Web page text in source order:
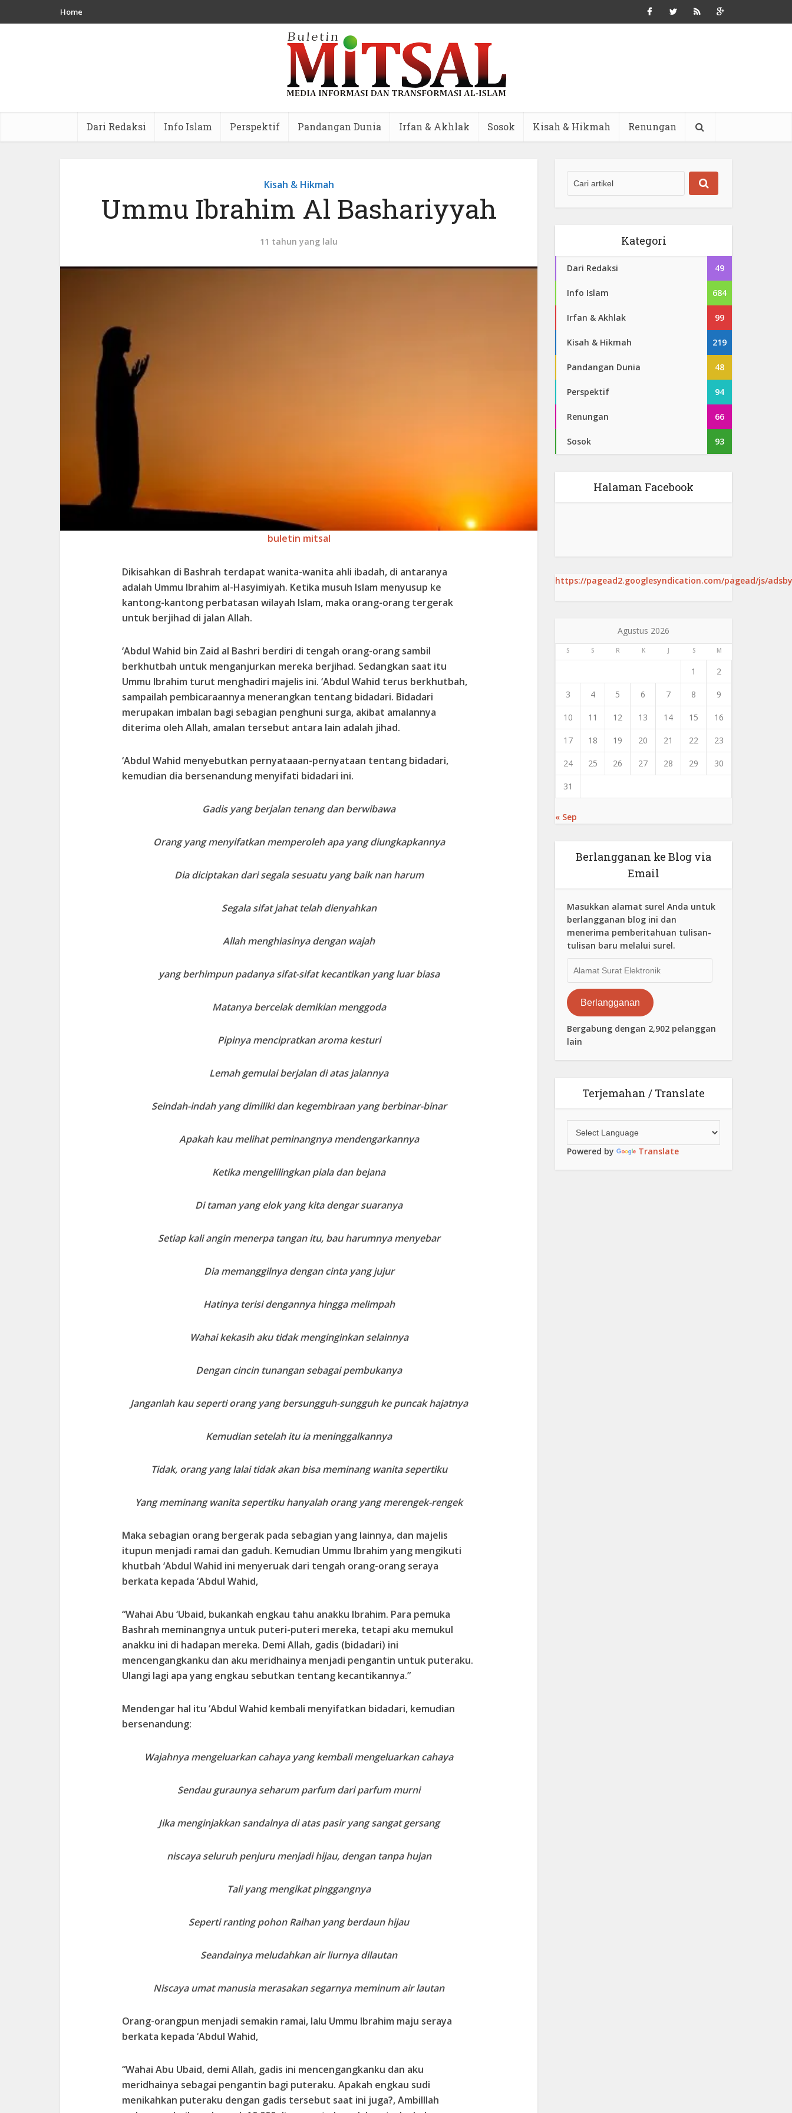
Home
Dari Redaksi Info Islam Perspektif Pandangan Dunia Irfan & Akhlak Sosok Kisah & Hikmah Renungan
Kisah & Hikmah
Ummu Ibrahim Al Bashariyyah
11 tahun yang lalu
buletin mitsal
Dikisahkan di Bashrah terdapat wanita-wanita ahli ibadah, di antaranya
adalah Ummu Ibrahim al-Hasyimiyah. Ketika musuh Islam menyusup ke
kantong-kantong perbatasan wilayah Islam, maka orang-orang tergerak
untuk berjihad di jalan Allah.
‘Abdul Wahid bin Zaid al Bashri berdiri di tengah orang-orang sambil
berkhutbah untuk menganjurkan mereka berjihad. Sedangkan saat itu
Ummu Ibrahim turut menghadiri majelis ini. ‘Abdul Wahid terus berkhutbah,
sampailah pembicaraannya menerangkan tentang bidadari. Bidadari
merupakan imbalan bagi sebagian penghuni surga, akibat amalannya
diterima oleh Allah, amalan tersebut antara lain adalah jihad.
‘Abdul Wahid menyebutkan pernyataaan-pernyataan tentang bidadari,
kemudian dia bersenandung menyifati bidadari ini.
Gadis yang berjalan tenang dan berwibawa
Orang yang menyifatkan memperoleh apa yang diungkapkannya
Dia diciptakan dari segala sesuatu yang baik nan harum
Segala sifat jahat telah dienyahkan
Allah menghiasinya dengan wajah
yang berhimpun padanya sifat-sifat kecantikan yang luar biasa
Matanya bercelak demikian menggoda
Pipinya mencipratkan aroma kesturi
Lemah gemulai berjalan di atas jalannya
Seindah-indah yang dimiliki dan kegembiraan yang berbinar-binar
Apakah kau melihat peminangnya mendengarkannya
Ketika mengelilingkan piala dan bejana
Di taman yang elok yang kita dengar suaranya
Setiap kali angin menerpa tangan itu, bau harumnya menyebar
Dia memanggilnya dengan cinta yang jujur
Hatinya terisi dengannya hingga melimpah
Wahai kekasih aku tidak menginginkan selainnya
Dengan cincin tunangan sebagai pembukanya
Janganlah kau seperti orang yang bersungguh-sungguh ke puncak hajatnya
Kemudian setelah itu ia meninggalkannya
Tidak, orang yang lalai tidak akan bisa meminang wanita sepertiku
Yang meminang wanita sepertiku hanyalah orang yang merengek-rengek
Maka sebagian orang bergerak pada sebagian yang lainnya, dan majelis
itupun menjadi ramai dan gaduh. Kemudian Ummu Ibrahim yang mengikuti
khutbah ‘Abdul Wahid ini menyeruak dari tengah orang-orang seraya
berkata kepada ‘Abdul Wahid,
“Wahai Abu ‘Ubaid, bukankah engkau tahu anakku Ibrahim. Para pemuka
Bashrah meminangnya untuk puteri-puteri mereka, tetapi aku memukul
anakku ini di hadapan mereka. Demi Allah, gadis (bidadari) ini
mencengangkanku dan aku meridhainya menjadi pengantin untuk puteraku.
Ulangi lagi apa yang engkau sebutkan tentang kecantikannya.”
Mendengar hal itu ‘Abdul Wahid kembali menyifatkan bidadari, kemudian
bersenandung:
Wajahnya mengeluarkan cahaya yang kembali mengeluarkan cahaya
Sendau guraunya seharum parfum dari parfum murni
Jika menginjakkan sandalnya di atas pasir yang sangat gersang
niscaya seluruh penjuru menjadi hijau, dengan tanpa hujan
Tali yang mengikat pinggangnya
Seperti ranting pohon Raihan yang berdaun hijau
Seandainya meludahkan air liurnya dilautan
Niscaya umat manusia merasakan segarnya meminum air lautan
Orang-orangpun menjadi semakin ramai, lalu Ummu Ibrahim maju seraya
berkata kepada ‘Abdul Wahid,
“Wahai Abu Ubaid, demi Allah, gadis ini mencengangkanku dan aku
meridhainya sebagai pengantin bagi puteraku. Apakah engkau sudi
menikahkan puteraku dengan gadis tersebut saat ini juga?, Ambilllah
Kategori
Dari Redaksi 49
Info Islam 684
Irfan & Akhlak 99
Kisah & Hikmah 219
Pandangan Dunia 48
Perspektif 94
Renungan 66
Sosok 93
Halaman Facebook
https://pagead2.googlesyndication.com/pagead/js/
Agustus 2026
S S R K J S M
1 2
3 4 5 6 7 8 9
10 11 12 13 14 15 16
17 18 19 20 21 22 23
24 25 26 27 28 29 30
31
« Sep
Berlangganan ke Blog via
Email
Masukkan alamat surel Anda untuk
berlangganan blog ini dan
menerima pemberitahuan tulisan-
tulisan baru melalui surel.
Surat
Elektronik
Berlangganan
Bergabung dengan 2,902 pelanggan
lain
Terjemahan / Translate
Powered by Translate